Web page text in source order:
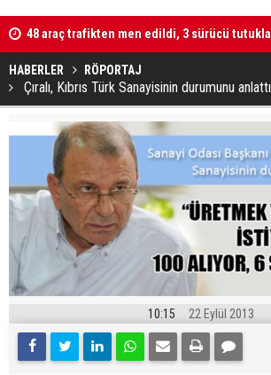
Kaldırıma düşen scooter sürücüsü yaralandı
HABERLER RÖPORTAJ
Çıralı, Kıbrıs Türk Sanayisinin durumunu anlattı
10:15 22 Eylül 2013